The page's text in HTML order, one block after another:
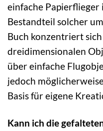
einfache Papierflieger
Bestandteil solcher
Buch konzentriert
dreidimensionalen
über einfache
jedoch
Basis für eigene
Kann ich die